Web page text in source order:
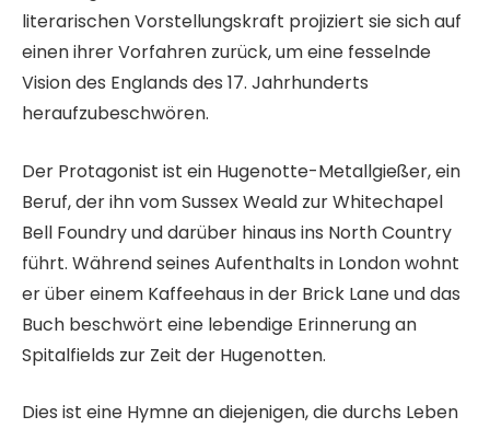
literarischen Vorstellungskraft projiziert sie sich auf
einen ihrer Vorfahren zurück, um eine fesselnde
Vision des Englands des 17. Jahrhunderts
heraufzubeschwören.
Der Protagonist ist ein Hugenotte-Metallgießer, ein
Beruf, der ihn vom Sussex Weald zur Whitechapel
Bell Foundry und darüber hinaus ins North Country
führt. Während seines Aufenthalts in London wohnt
er über einem Kaffeehaus in der Brick Lane und das
Buch beschwört eine lebendige Erinnerung an
Spitalfields zur Zeit der Hugenotten.
Dies ist eine Hymne an diejenigen, die durchs Leben